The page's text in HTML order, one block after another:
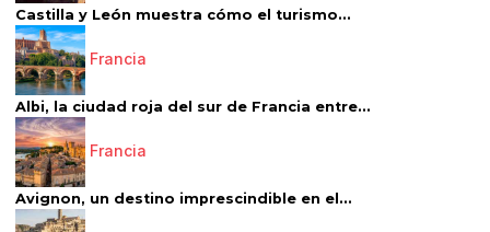
Castilla y León muestra cómo el turismo...
Francia
Albi, la ciudad roja del sur de Francia entre...
Francia
Avignon, un destino imprescindible en el...